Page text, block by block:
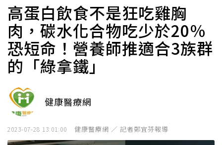
高蛋白飲食不是狂吃雞胸
肉，碳水化合物吃少於20％
恐短命！營養師推適合3族群
的「綠拿鐵」
健康醫療網
2023-07-28 13:01:00 健康醫療網 ／ 記者鄭宜芬報導